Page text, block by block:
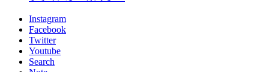
Instagram
Facebook
Twitter
Youtube
Search